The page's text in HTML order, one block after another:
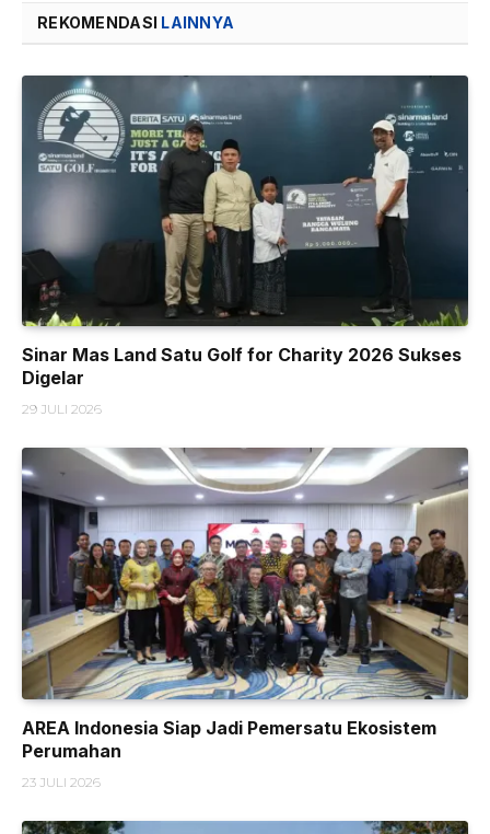
REKOMENDASI LAINNYA
Sinar Mas Land Satu Golf for Charity 2026 Sukses
Digelar
29 JULI 2026
AREA Indonesia Siap Jadi Pemersatu Ekosistem
Perumahan
23 JULI 2026